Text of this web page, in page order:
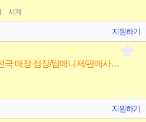
시계
지원하기
[명품 브랜드] 루이비통 코리아 전국 매장 점장/팀매니저/판매사원(신입/경력) 채용
지원하기